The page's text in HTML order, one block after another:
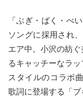
「ぶぎ・ばく・べ
ソングに採用され
エア中。小沢の紡
るキャッチーなラ
スタイルのコラボ
歌詞に登場する「